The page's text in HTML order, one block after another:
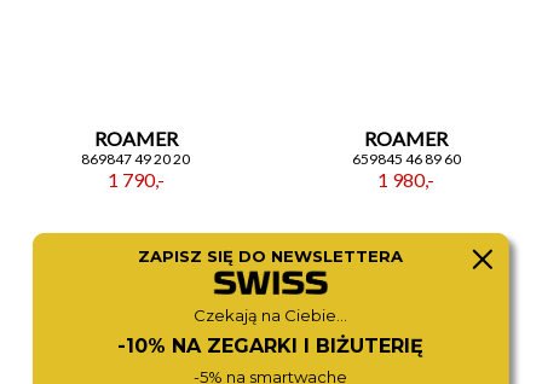
ROAMER
869847 49 20 20
1 790,-
ROAMER
659845 46 89 60
1 980,-
ZAPISZ SIĘ DO NEWSLETTERA
Czekają na Ciebie...
-10% NA ZEGARKI I BIŻUTERIĘ
-5% na smartwache